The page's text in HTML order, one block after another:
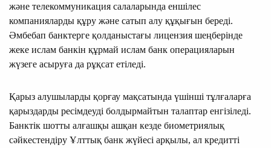
және телекоммуникация салаларында еншілес
компанияларды құру және сатып алу құқығын береді.
Әмбебап банктерге қолданыстағы лицензия шеңберінде
жеке ислам банкін құрмай ислам банк операцияларын
жүзеге асыруға да рұқсат етіледі.
Қарыз алушыларды қорғау мақсатында үшінші тұлғаларға
қарыздарды ресімдеуді болдырмайтын талаптар енгізіледі.
Банктiк шотты алғашқы ашқан кезде биометриялық
сәйкестендiру Ұлттық банк жүйесi арқылы, ал кредиттi